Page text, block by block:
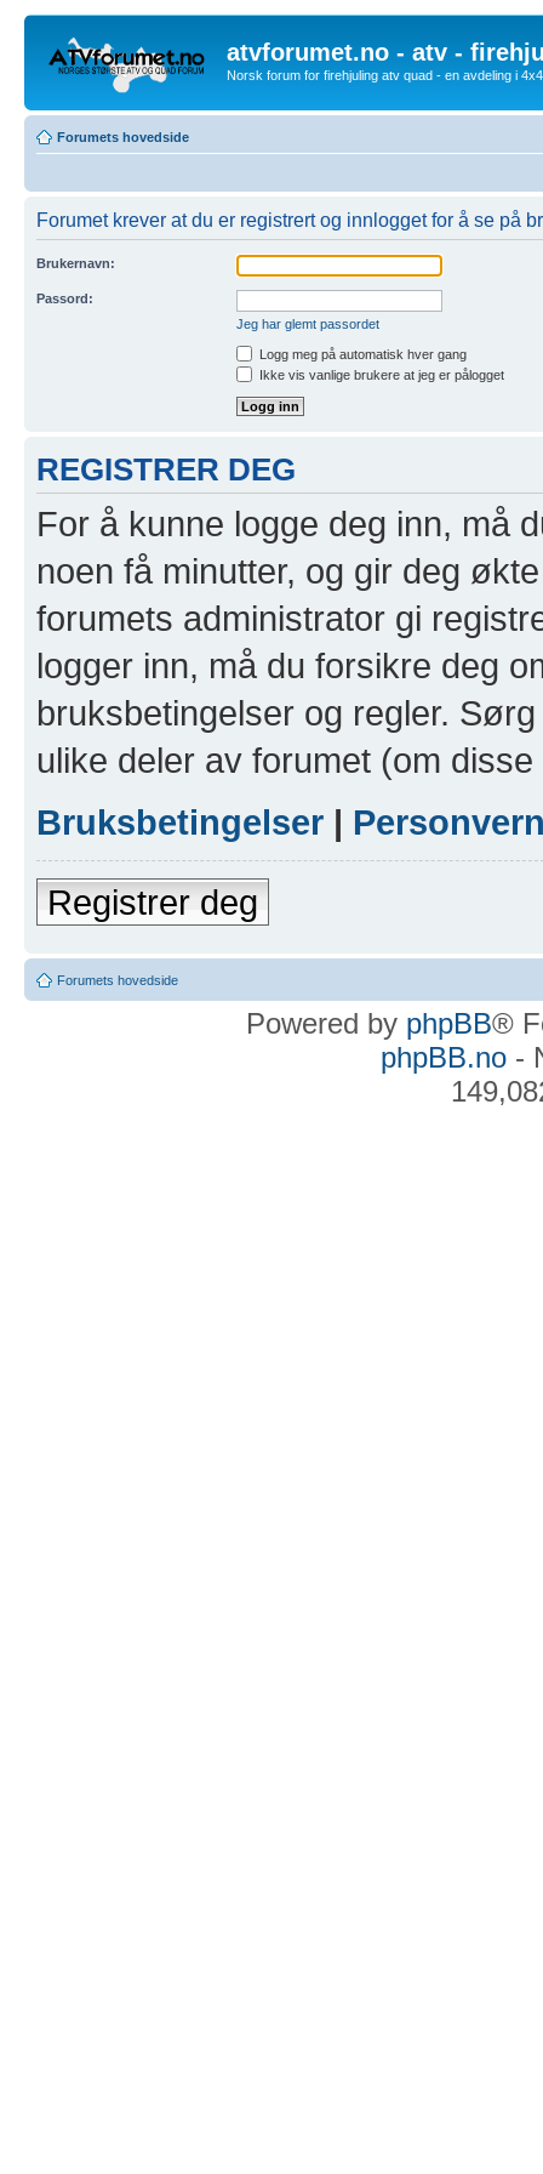
atvforumet.no - atv -
Norsk forum for firehjuling atv quad - en avdeling i
Forumets hovedside
Forumet krever at du er registrert og innlogget for å se på
Brukernavn:
Passord:
Jeg har glemt passordet
Logg meg på automatisk hver gang
Ikke vis vanlige brukere at jeg er pålogget
REGISTRER DEG
For å kunne logge deg inn, må
noen få minutter, og gir deg
forumets administrator gi
logger inn, må du forsikre deg
bruksbetingelser og regler.
ulike deler av forumet (om
Bruksbetingelser |
Registrer deg
Forumets hovedside
Powered by phpBB®
phpBB.no-